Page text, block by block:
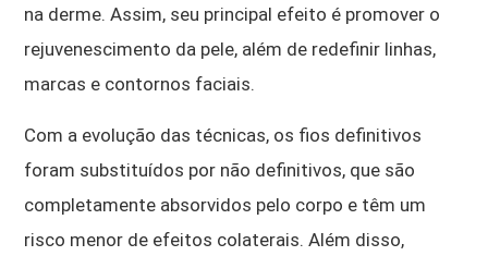
na derme. Assim, seu principal efeito é promover o
rejuvenescimento da pele, além de redefinir linhas,
marcas e contornos faciais.
Com a evolução das técnicas, os fios definitivos
foram substituídos por não definitivos, que são
completamente absorvidos pelo corpo e têm um
risco menor de efeitos colaterais. Além disso,